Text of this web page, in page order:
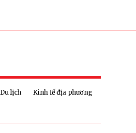
Du lịch
Kinh tế địa phương